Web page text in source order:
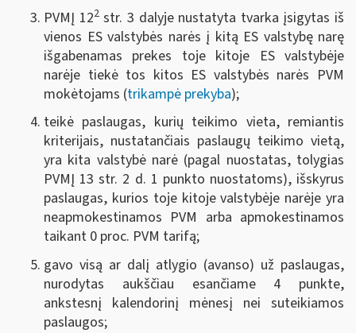
PVMĮ 122str. 3 dalyje nustatyta tvarka įsigytas iš
vienos ES valstybės narės į kitą ES valstybę narę
išgabenamas prekes toje kitoje ES valstybėje
narėje tiekė tos kitos ES valstybės narės PVM
mokėtojams (trikampė prekyba);
teikė paslaugas, kurių teikimo vieta, remiantis
kriterijais, nustatančiais paslaugų teikimo vietą,
yra kita valstybė narė (pagal nuostatas, tolygias
PVMĮ 13 str. 2 d. 1 punkto nuostatoms), išskyrus
paslaugas, kurios toje kitoje valstybėje narėje yra
neapmokestinamos PVM arba apmokestinamos
taikant 0 proc. PVM tarifą;
gavo visą ar dalį atlygio (avanso) už paslaugas,
nurodytas aukščiau esančiame 4 punkte,
ankstesnį kalendorinį mėnesį nei suteikiamos
paslaugos;